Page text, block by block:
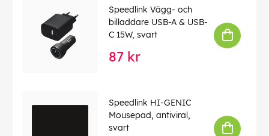
Speedlink Vägg- och
billaddare USB-A & USB-
C 15W, svart
87 kr
Speedlink HI-GENIC
Mousepad, antiviral,
svart